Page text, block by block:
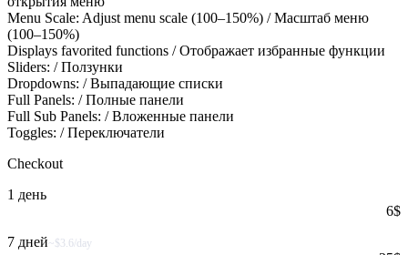
Menu Scale: Adjust menu scale (100–150%) / Масштаб меню
(100–150%)
Displays favorited functions / Отображает избранные функции
Sliders: / Ползунки
Dropdowns: / Выпадающие списки
Full Panels: / Полные панели
Full Sub Panels: / Вложенные панели
Toggles: / Переключатели
Checkout
1 день
6$
7 дней~$3.6/day